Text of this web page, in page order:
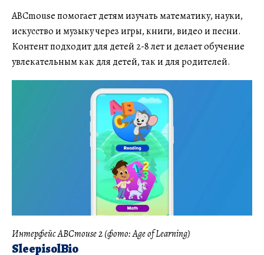
ABCmouse помогает детям изучать математику, науки,
искусство и музыку через игры, книги, видео и песни.
Контент подходит для детей 2-8 лет и делает обучение
увлекательным как для детей, так и для родителей.
Интерфейс ABCmouse 2 (фото: Age of Learning)
SleepisolBio